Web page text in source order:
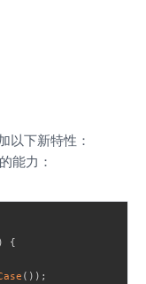
以下新特性：
能力：
)
{
( ) ) ;